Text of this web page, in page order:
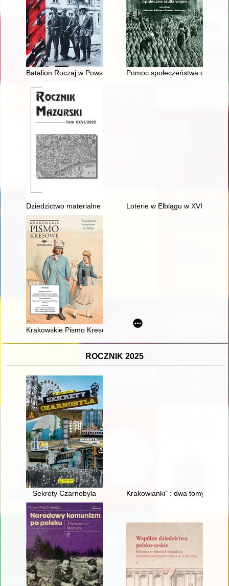
Batalion Ruczaj w Powstaniu Warszawskim : szlakiem walk
Pomoc społeczeństwa dla
Dziedzictwo materialne i niematerialne ludności mazurskiej w
Loterie w Elblągu w XVIII wieku
Krakowskie Pismo Kresowe. R. 16 (2024),
ROCZNIK 2025
Sekrety Czarnobyla Krakowianki" : dwa tomy